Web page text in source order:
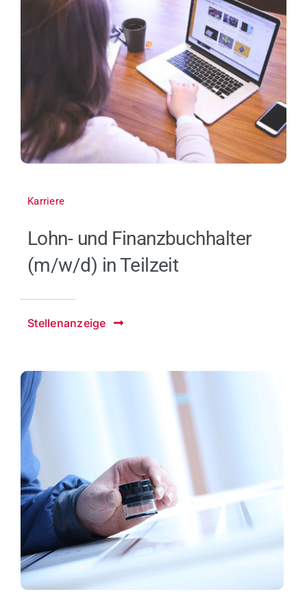
Karriere
Lohn- und Finanzbuchhalter
(m/w/d) in Teilzeit
Stellenanzeige